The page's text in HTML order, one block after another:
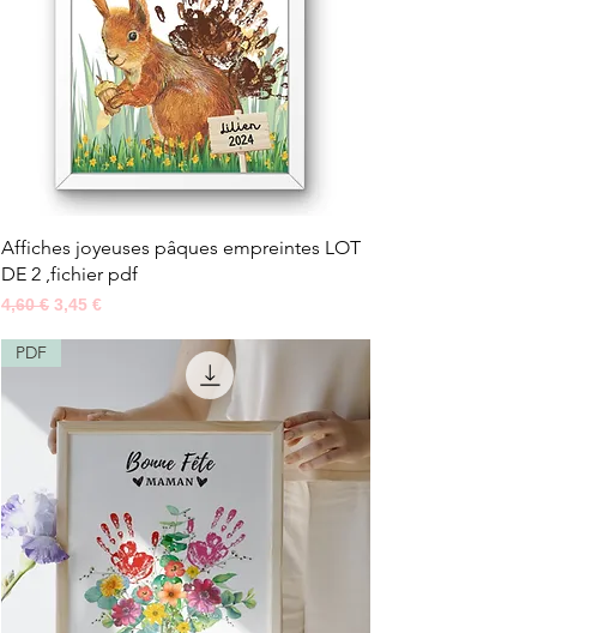
Aperçu rapide
Affiches joyeuses pâques empreintes LOT
DE 2 ,fichier pdf
Prix original
4,60 € Prix promotionnel
3,45 €
PDF